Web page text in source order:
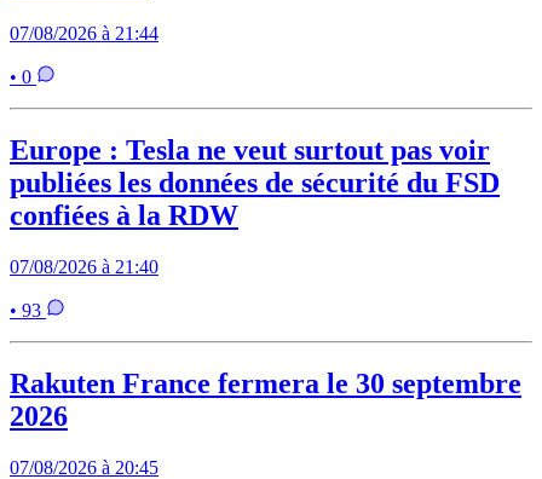
07/08/2026 à 21:44
• 0
Europe : Tesla ne veut surtout pas voir
publiées les données de sécurité du FSD
confiées à la RDW
07/08/2026 à 21:40
• 93
Rakuten France fermera le 30 septembre
2026
07/08/2026 à 20:45